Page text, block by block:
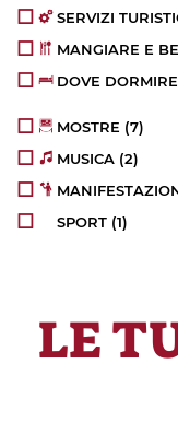
SERVIZI
MANGIARE E
DOVE DORMIRE
MOSTRE (7)
MUSICA (2)
SPORT (1)
LE